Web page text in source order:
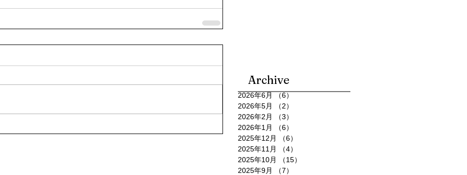
2026年6月 （6）
2026年5月
（2）
2026年2月
（3）
2026年1月
（6）
2025年12月
（6）
2025年11月
（4）
2025年10月
（15）
2025年9月
（7）
Archive